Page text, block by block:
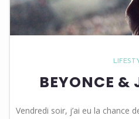
BEYONCE &
Vendredi soir, j’ai eu la chance